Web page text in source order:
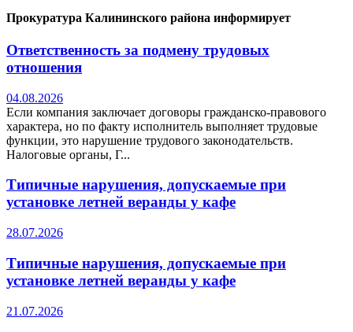
Прокуратура Калининского района информирует
Ответственность за подмену трудовых
отношения
04.08.2026
Если компания заключает договоры гражданско-правового
характера, но по факту исполнитель выполняет трудовые
функции, это нарушение трудового законодательств.
Налоговые органы, Г...
Типичные нарушения, допускаемые при
установке летней веранды у кафе
28.07.2026
Типичные нарушения, допускаемые при
установке летней веранды у кафе
21.07.2026